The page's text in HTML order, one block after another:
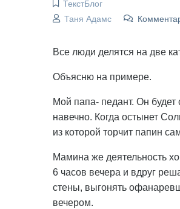
ТекстБлог
Таня Адамс
Все люди делятся на две
Объясню на примере.
Мой папа- педант. Он будет
навечно. Когда остынет
из которой торчит папин
Мамина же деятельность
6 часов вечера и вдруг
стены, выгонять
вечером.